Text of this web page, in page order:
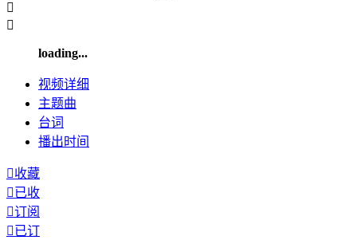


loading...
视频详细
主题曲
台词
播出时间
收藏
已收
订阅
已订